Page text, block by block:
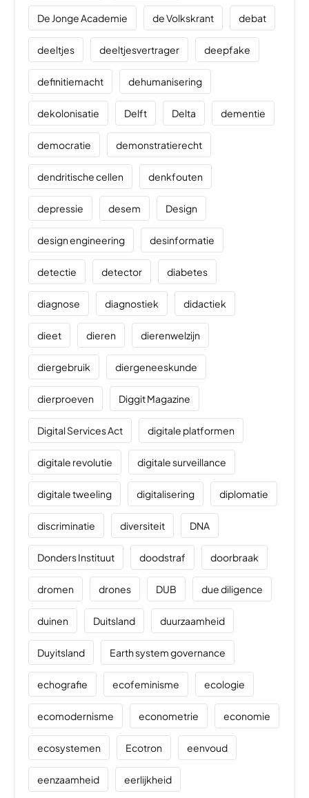
De Jonge Academie de Volkskrant debat
deeltjes deeltjesvertrager deepfake
definitiemacht dehumanisering
dekolonisatie Delft Delta dementie
democratie demonstratierecht
dendritische cellen denkfouten
depressie desem Design
design engineering desinformatie
detectie detector diabetes
diagnose diagnostiek didactiek
dieet dieren dierenwelzijn
diergebruik diergeneeskunde
dierproeven Diggit Magazine
Digital Services Act digitale platformen
digitale revolutie digitale surveillance
digitale tweeling digitalisering diplomatie
discriminatie diversiteit DNA
Donders Instituut doodstraf doorbraak
dromen drones DUB due diligence
duinen Duitsland duurzaamheid
Duyitsland Earth system governance
echografie ecofeminisme ecologie
ecomodernisme econometrie economie
ecosystemen Ecotron eenvoud
eenzaamheid eerlijkheid